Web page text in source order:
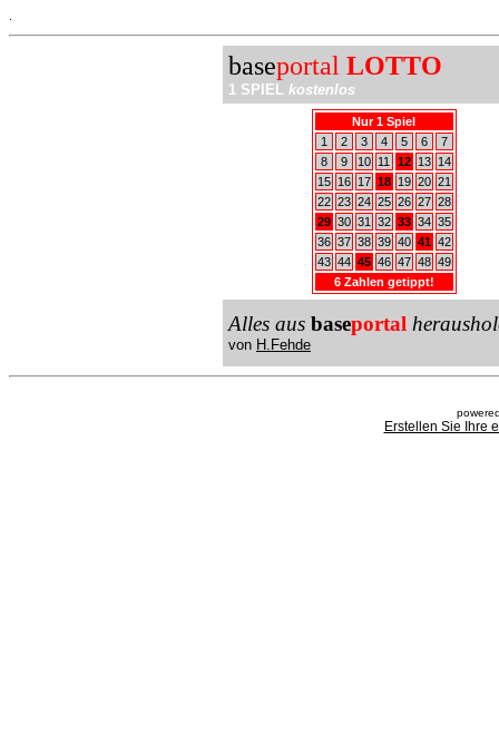
baseportal LOTTO
1 SPIEL kostenlos
Nur 1 Spiel
1
2 3 4 5 6
7
8
9 10 11 12 13
14
15
16 17 18 19 20 21
22 23 24 25 26 27 28
29 30 31 32 33 34 35
36 37 38 39 40 41 42
43 44 45 46 47 48 49
6 Zahlen getippt!
Alles aus baseportal
von H.Fehde
Erstellen Sie Ihre